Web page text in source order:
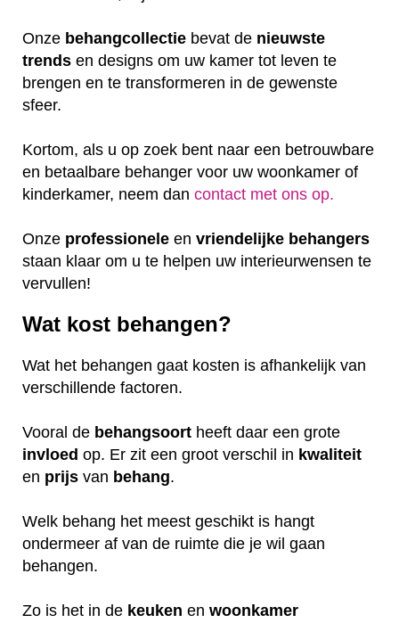
Onze behangcollectie bevat de nieuwste
trends en designs om uw kamer tot leven te
brengen en te transformeren in de gewenste
sfeer.
Kortom, als u op zoek bent naar een betrouwbare
en betaalbare behanger voor uw woonkamer of
kinderkamer, neem dan contact met ons op.
Onze professionele en vriendelijke behangers
staan klaar om u te helpen uw interieurwensen te
vervullen!
Wat kost behangen?
Wat het behangen gaat kosten is afhankelijk van
verschillende factoren.
Vooral de behangsoort heeft daar een grote
invloed op. Er zit een groot verschil in kwaliteit
en prijs van behang.
Welk behang het meest geschikt is hangt
ondermeer af van de ruimte die je wil gaan
behangen.
Zo is het in de keuken en woonkamer